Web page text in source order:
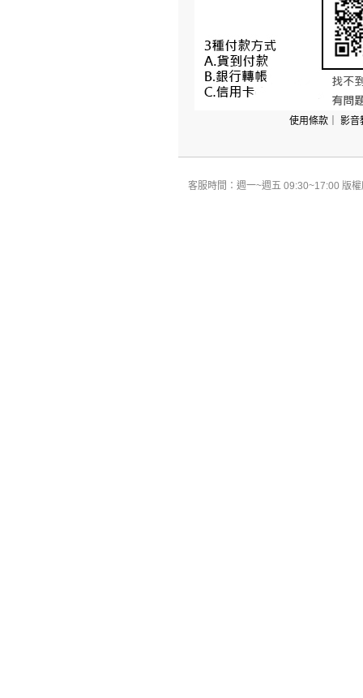
使用條款 影音
客服時間：週一~週五 09:30~17:00 版